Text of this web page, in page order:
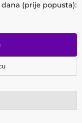
(prije popusta):